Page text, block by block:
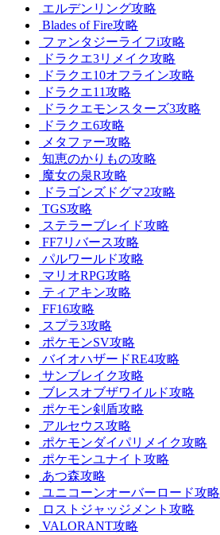
エルデンリング攻略
Blades of Fire攻略
ファンタジーライフi攻略
ドラクエ3リメイク攻略
ドラクエ10オフライン攻略
ドラクエ11攻略
ドラクエモンスターズ3攻略
ドラクエ6攻略
メタファー攻略
知恵のかりもの攻略
魔女の泉R攻略
ドラゴンズドグマ2攻略
TGS攻略
ステラーブレイド攻略
FF7リバース攻略
パルワールド攻略
マリオRPG攻略
ティアキン攻略
FF16攻略
スプラ3攻略
ポケモンSV攻略
バイオハザードRE4攻略
サンブレイク攻略
ブレスオブザワイルド攻略
ポケモン剣盾攻略
アルセウス攻略
ポケモンダイパリメイク攻略
ポケモンユナイト攻略
あつ森攻略
ユニコーンオーバーロード攻略
ロストジャッジメント攻略
VALORANT攻略